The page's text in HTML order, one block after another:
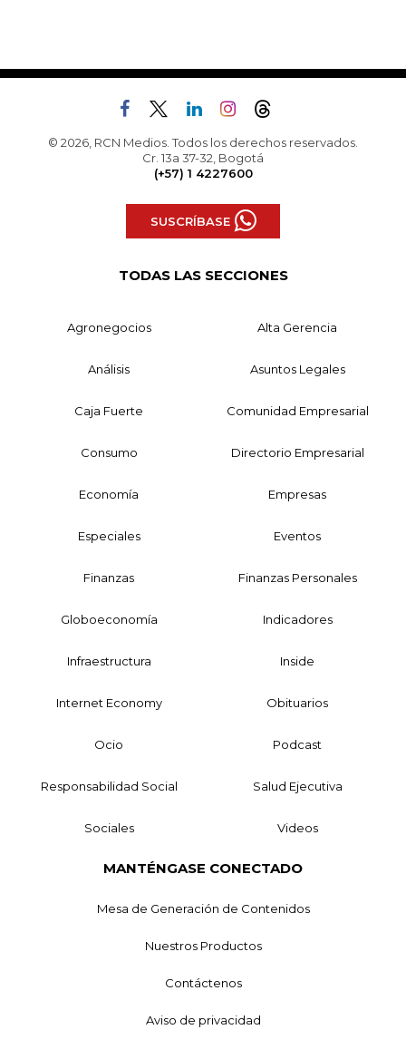
© 2026, RCN Medios. Todos los derechos reservados.
Cr. 13a 37-32, Bogotá
(+57) 1 4227600
SUSCRÍBASE
TODAS LAS SECCIONES
Agronegocios Alta Gerencia
Análisis Asuntos Legales
Caja Fuerte Comunidad Empresarial
Consumo Directorio Empresarial
Economía Empresas
Especiales Eventos
Finanzas Finanzas Personales
Globoeconomía Indicadores
Infraestructura Inside
Internet Economy Obituarios
Ocio Podcast
Responsabilidad Social Salud Ejecutiva
Sociales Videos
MANTÉNGASE CONECTADO
Mesa de Generación de Contenidos
Nuestros Productos
Contáctenos
Aviso de privacidad